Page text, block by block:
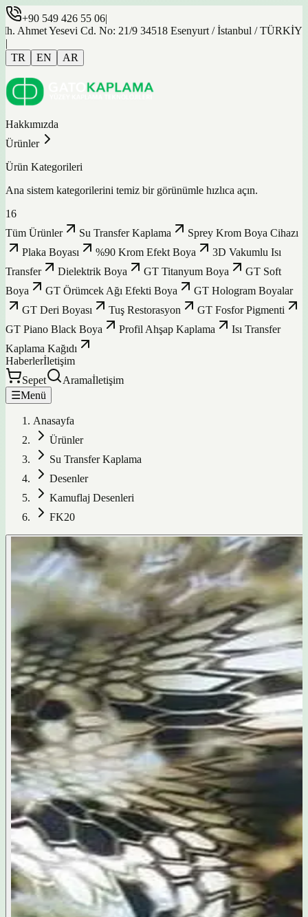
+90 549 426 55 06|
Yesevi Cd. No: 21/9 34518 Esenyurt / İstanbul / TÜRKİYE
|
TR
EN AR
Hakkımızda
Ürünler
Ürün Kategorileri
Ana sistem kategorilerini temiz bir görünümle hızlıca açın.
16
Tüm Ürünler
Su Transfer Kaplama
Sprey Krom Boya Cihazı
Plaka Boyası
%90 Krom Efekt Boya
3D Vakumlu Isı
Transfer
Dielektrik Boya GT Titanyum Boya
GT Soft
Boya
GT Örümcek Ağı Efekti Boya
GT Hologram Boyalar
GT Deri Boyası
Tuş Restorasyon
GT Fosfor Pigmenti
GT Piano Black Boya
Profil Ahşap Kaplama
Isı Transfer
Kaplama Kağıdı
Haberlerİletişim
Sepet
Aramaİletişim
☰Menü
Anasayfa
Ürünler
Su Transfer Kaplama
Desenler
Kamuflaj Desenleri
FK20